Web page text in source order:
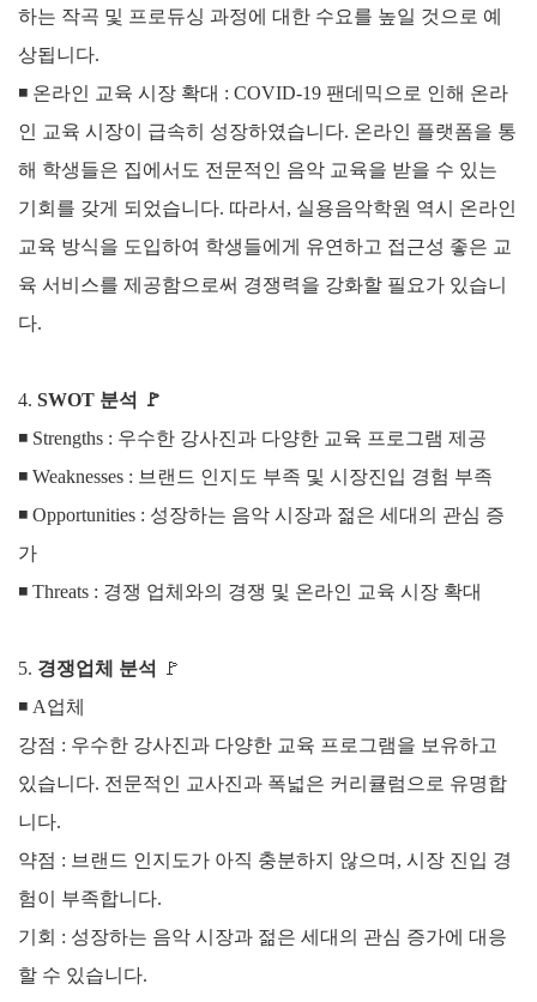
하는 작곡 및 프로듀싱 과정에 대한 수요를 높일 것으로 예
상됩니다.
◾ 온라인 교육 시장 확대 : COVID-19 팬데믹으로 인해 온라
인 교육 시장이 급속히 성장하였습니다. 온라인 플랫폼을 통
해 학생들은 집에서도 전문적인 음악 교육을 받을 수 있는
기회를 갖게 되었습니다. 따라서, 실용음악학원 역시 온라인
교육 방식을 도입하여 학생들에게 유연하고 접근성 좋은 교
육 서비스를 제공함으로써 경쟁력을 강화할 필요가 있습니
다.
4. SWOT 분석
🚩
◾ Strengths : 우수한 강사진과 다양한 교육 프로그램 제공
◾ Weaknesses : 브랜드 인지도 부족 및 시장진입 경험 부족
◾ Opportunities : 성장하는 음악 시장과 젊은 세대의 관심 증
가
◾ Threats : 경쟁 업체와의 경쟁 및 온라인 교육 시장 확대
5. 경쟁업체 분석
🚩
◾ A업체
강점 : 우수한 강사진과 다양한 교육 프로그램을 보유하고
있습니다. 전문적인 교사진과 폭넓은 커리큘럼으로 유명합
니다.
약점 : 브랜드 인지도가 아직 충분하지 않으며, 시장 진입 경
험이 부족합니다.
기회 : 성장하는 음악 시장과 젊은 세대의 관심 증가에 대응
할 수 있습니다.